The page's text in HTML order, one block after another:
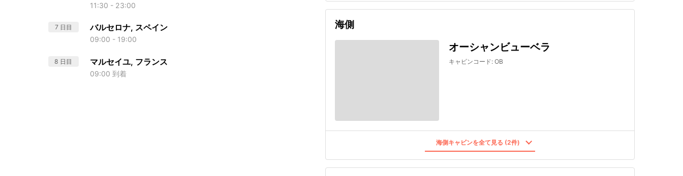
11:30 - 23:00
7 日目 バルセロナ, スペイン
09:00 - 19:00
8 日目 マルセイユ, フランス
09:00 到着
海側
オーシャンビューベラ
キャビンコード: OB
海側キャビンを全て見る (2件)